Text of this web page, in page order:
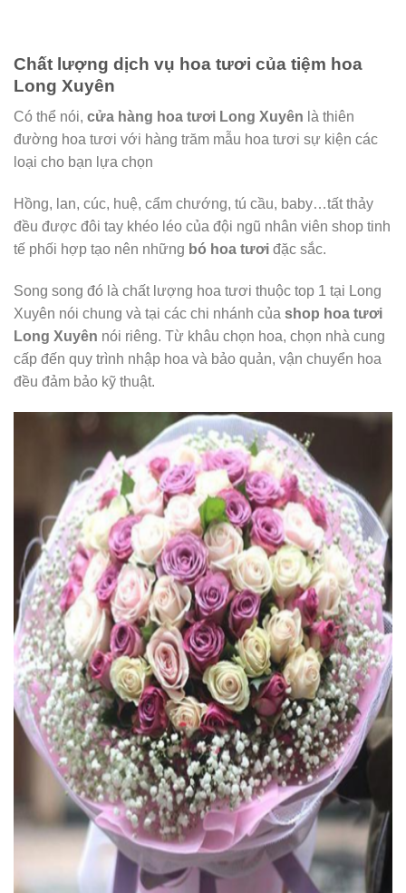
Chất lượng dịch vụ hoa tươi của tiệm hoa
Long Xuyên
Có thể nói, cửa hàng hoa tươi Long Xuyên là thiên
đường hoa tươi với hàng trăm mẫu hoa tươi sự kiện các
loại cho bạn lựa chọn
Hồng, lan, cúc, huệ, cẩm chướng, tú cầu, baby…tất thảy
đều được đôi tay khéo léo của đội ngũ nhân viên shop tinh
tế phối hợp tạo nên những bó hoa tươi đặc sắc.
Song song đó là chất lượng hoa tươi thuộc top 1 tại Long
Xuyên nói chung và tại các chi nhánh của shop hoa tươi
Long Xuyên nói riêng. Từ khâu chọn hoa, chọn nhà cung
cấp đến quy trình nhập hoa và bảo quản, vận chuyển hoa
đều đảm bảo kỹ thuật.